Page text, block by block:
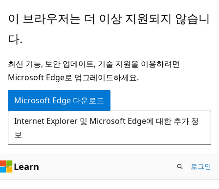
주
콘
츠
로
건
너
뛰
기
이 브라우저는 더 이상 지원되지 않습니
다.
최신 기능, 보안 업데이트, 기술 지원을 이용하려면
Microsoft Edge로 업그레이드하세요.
Microsoft Edge 다운로드
Internet Explorer 및 Microsoft Edge에 대한 추가 정
보
Learn 로그인